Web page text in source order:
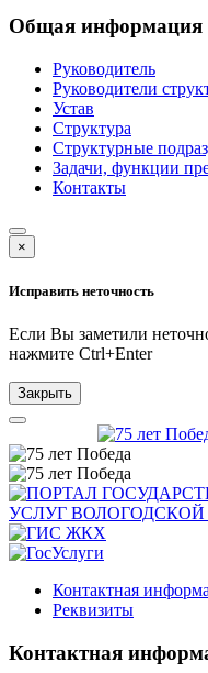
Общая информация
Руководитель
Руководители
Устав
Структура
Структурные
Задачи, функции
Контакты
×
Исправить неточность
Если Вы заметили
нажмите Ctrl+Enter
Закрыть
Контактная
Реквизиты
Контактная